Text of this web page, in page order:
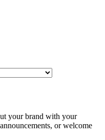
your brand with your
or welcome